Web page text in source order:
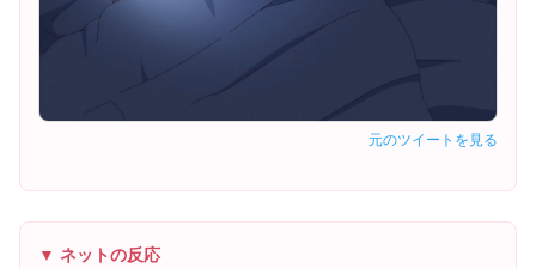
元のツイートを見る
▼ ネットの反応